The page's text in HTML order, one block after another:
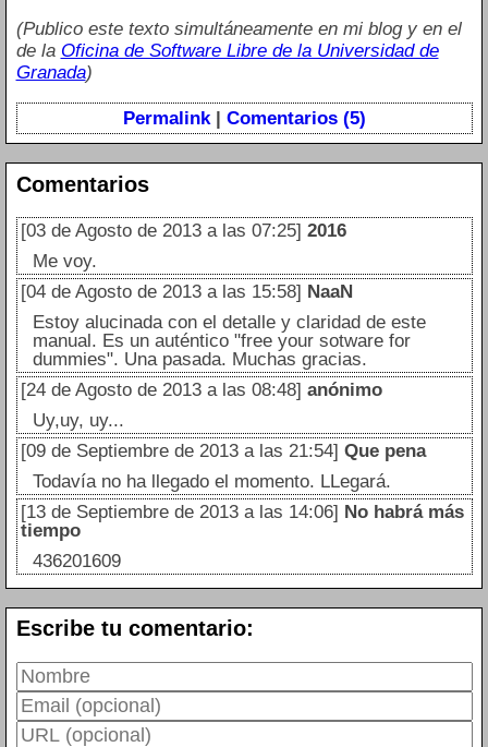
(Publico este texto simultáneamente en mi blog y en el
de la Oficina de Software Libre de la Universidad de
Granada)
Permalink| Comentarios (5)
Comentarios
[03 de Agosto de 2013 a las 07:25] 2016
Me voy.
[04 de Agosto de 2013 a las 15:58] NaaN
Estoy alucinada con el detalle y claridad de este
manual. Es un auténtico "free your sotware for
dummies". Una pasada. Muchas gracias.
[24 de Agosto de 2013 a las 08:48] anónimo
Uy,uy, uy...
[09 de Septiembre de 2013 a las 21:54] Que pena
Todavía no ha llegado el momento. LLegará.
[13 de Septiembre de 2013 a las 14:06] No habrá más
tiempo
436201609
Escribe tu comentario: